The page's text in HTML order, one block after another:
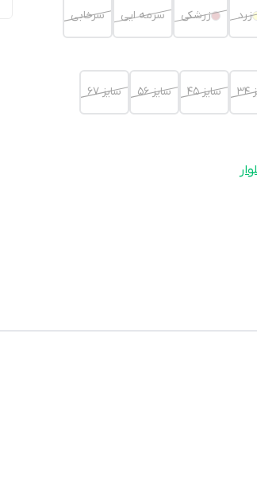
زرد زرشکی سرمه ایی سرخابی
سایز 45 سایز 56 سایز 67